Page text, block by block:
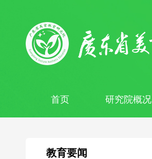
首页 研究院概况
教育要闻